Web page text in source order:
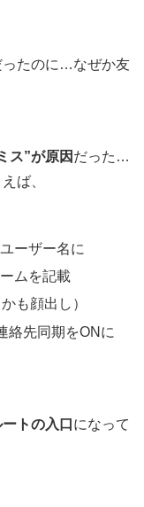
ったのに…なぜか友
ス”が原因 だった…
ば、
ーザー名に
ムを記載
も顔出し）
絡先同期をONに
トの入口 になって